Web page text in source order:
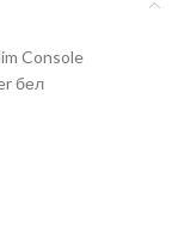
Console
бел